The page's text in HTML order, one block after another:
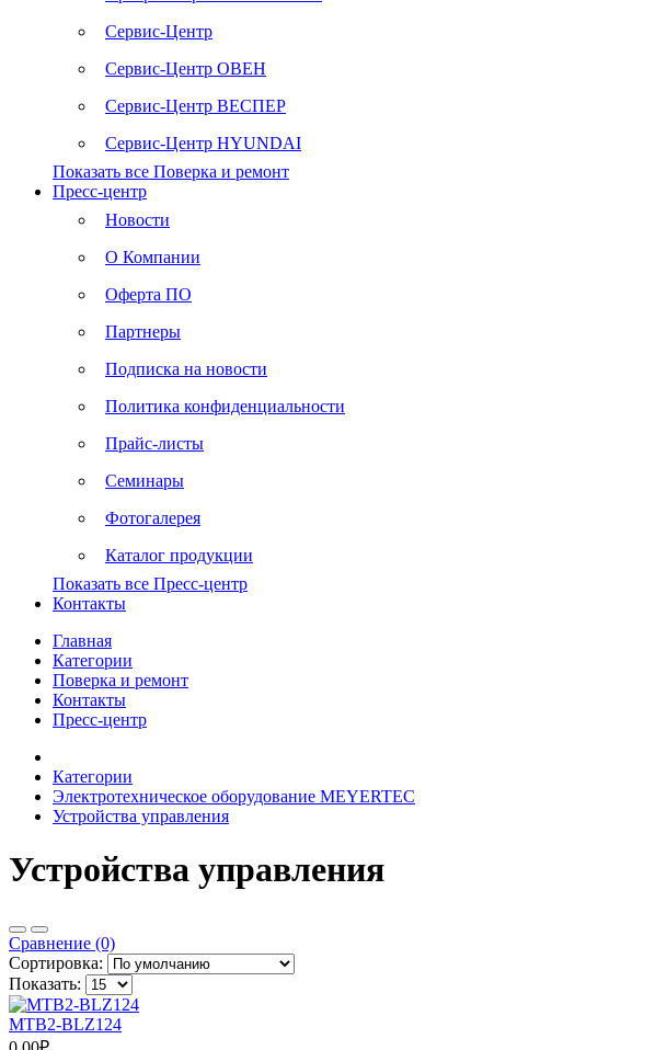
Сервис-Центр
Сервис-Центр ОВЕН
Сервис-Центр ВЕСПЕР
Сервис-Центр HYUNDAI
Показать все Поверка и ремонт
Пресс-центр
Новости
О Компании
Оферта ПО
Партнеры
Подписка на новости
Политика конфиденциальности
Прайс-листы
Семинары
Фотогалерея
Каталог продукции
Показать все Пресс-центр
Контакты
Главная
Категории
Поверка и ремонт
Контакты
Пресс-центр
Категории
Электротехническое оборудование MEYERTEC
Устройства управления
Устройства управления
Сравнение (0)
Сортировка:
Показать:
MTB2-BLZ124